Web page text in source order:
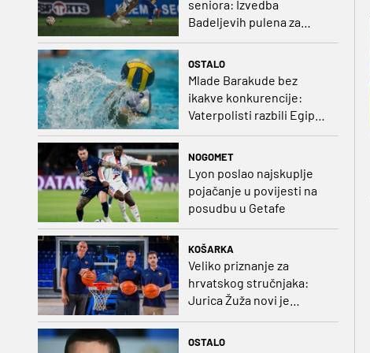
seniora: Izvedba
Badeljevih pulena za
čistu peticu protiv
OSTALO
Mlade Barakude bez
ikakve konkurencije:
Vaterpolisti razbili Egipat
za polufinale SP-a!
NOGOMET
Lyon poslao najskuplje
pojačanje u povijesti na
posudbu u Getafe
KOŠARKA
Veliko priznanje za
hrvatskog stručnjaka:
Jurica Žuža novi je
OSTALO